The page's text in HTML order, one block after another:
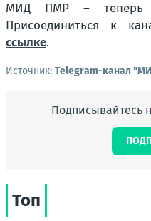
МИД ПМР – теперь
Присоединиться к
ссылке.
Источник: Telegram-канал
Подписывайтесь
Топ